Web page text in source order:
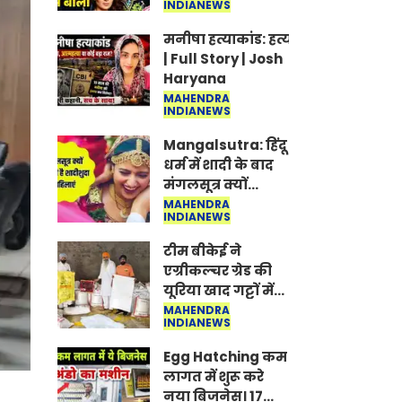
Jantar-Mantar |
CJP protest
INDIANEWS
मनीषा हत्याकांड: हत्या, आत्महत्या या
| Full Story | Josh
Haryana
MAHENDRA
INDIANEWS
Mangalsutra: हिंदू
धर्म में शादी के बाद
मंगलसूत्र क्यों
पहनती है महिलाएं,
किसने शुरु की ये
परंपरा
MAHENDRA
INDIANEWS
टीम बीकेई ने
एग्रीकल्चर ग्रेड की
यूरिया खाद गट्टों में
बदलकर टेक्निकल
ग्रेड में बेचने वालों पर
करवाई कार्रवाई:
लखविंदर सिंह
औलख
MAHENDRA
INDIANEWS
Egg Hatching कम
लागत में शुरू करे
नया बिजनेस। 17